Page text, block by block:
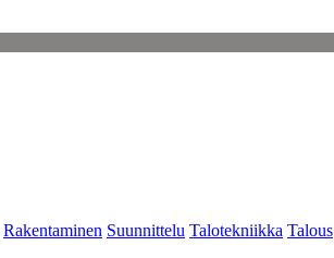
Rakentaminen Suunnittelu Talotekniikka Talous